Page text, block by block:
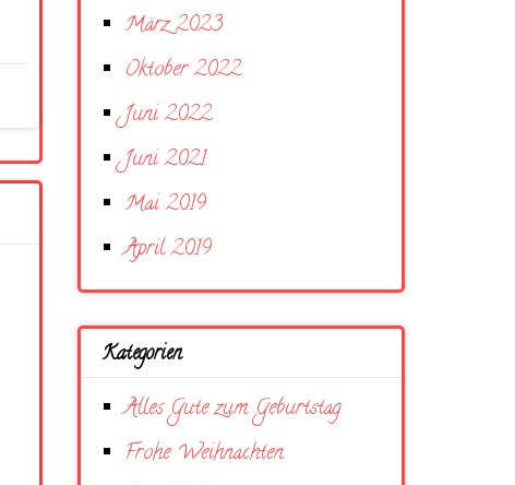
März 2023
Oktober 2022
Juni 2022
Juni 2021
Mai 2019
April 2019
Kategorien
Alles Gute zum Geburtstag
Frohe Weihnachten